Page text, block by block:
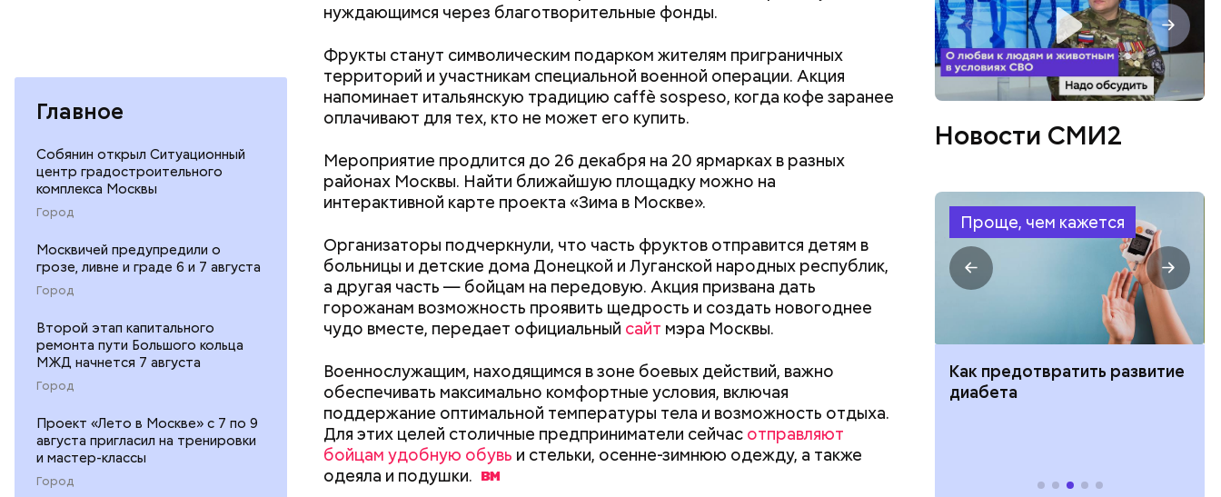
Главное
Собянин открыл Ситуационный
центр градостроительного
комплекса Москвы
Город
Москвичей предупредили о
грозе, ливне и граде 6 и 7 августа
Город
Второй этап капитального
ремонта пути Большого кольца
МЖД начнется 7 августа
Город
Проект «Лето в Москве» с 7 по 9
августа пригласил на тренировки
и мастер-классы
Город
нуждающимся через благотворительные фонды.
Фрукты станут символическим подарком жителям приграничных
территорий и участникам специальной военной операции. Акция
напоминает итальянскую традицию caffè sospeso, когда кофе заранее
оплачивают для тех, кто не может его купить.
Мероприятие продлится до 26 декабря на 20 ярмарках в разных
районах Москвы. Найти ближайшую площадку можно на
интерактивной карте проекта «Зима в Москве».
Организаторы подчеркнули, что часть фруктов отправится детям в
больницы и детские дома Донецкой и Луганской народных республик,
а другая часть — бойцам на передовую. Акция призвана дать
горожанам возможность проявить щедрость и создать новогоднее
чудо вместе, передает официальный сайт мэра Москвы.
Военнослужащим, находящимся в зоне боевых действий, важно
обеспечивать максимально комфортные условия, включая
поддержание оптимальной температуры тела и возможность отдыха.
Для этих целей столичные предприниматели сейчас отправляют
бойцам удобную обувь и стельки, осенне-зимнюю одежду, а также
одеяла и подушки.
Самый «ранний» из московских катков — настоящий ледовый гигант на
ВДНХ. Его площадь — более 20 тысяч квадратных метров зеркальной
поверхности! Здесь уже все готово для радостного досуга, а тренеры
помогут уверенно стоять на коньках.
Новости СМИ2
Проще, чем кажется
Как поменять батареи дома и
Как получить до 100 тысяч
рублей от государства при
трудной ситуации: кто может
претендовать и какие нужны
документы
Как узнать, снесут ли дом по
реновации в Москве: где
искать информацию и сроки
Как предотвратить развитие
диабета